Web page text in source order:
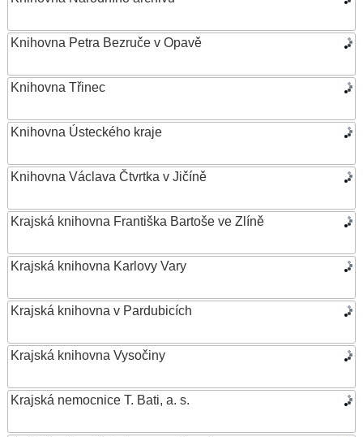
Knihovna Petra Bezruče v Opavě
Knihovna Třinec
Knihovna Ústeckého kraje
Knihovna Václava Čtvrtka v Jičíně
Krajská knihovna Františka Bartoše ve Zlíně
Krajská knihovna Karlovy Vary
Krajská knihovna v Pardubicích
Krajská knihovna Vysočiny
Krajská nemocnice T. Bati, a. s.